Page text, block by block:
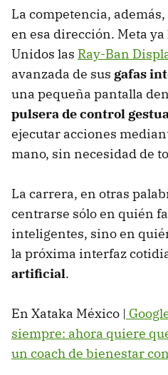
La competencia,
en esa dirección. Meta ya
Unidos las Ray-Ban
avanzada de sus gafas
una pequeña pantalla
pulsera de control
ejecutar acciones
mano, sin necesidad de
La carrera, en otras
centrarse sólo en quién
inteligentes, sino en
la próxima interfaz
artificial.
En Xataka México |
siempre: ahora quiere
un coach de bienestar